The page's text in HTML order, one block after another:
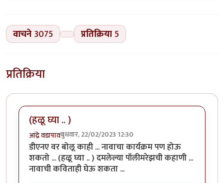
वाचने 3075 प्रतिक्रिया5
प्रतिक्रिया
(हळू घ्या .. )
आंद्रे वडापावबुधवार, 22/02/2023 12:30
डीएनए वर बोलू काही ... नावाचा कार्यक्रम पण होऊ
शकतो ... (हळू घ्या .. ) दमलेल्या पॉलीमरेझची कहाणी ...
नावाची कविताही घेऊ शकता ...